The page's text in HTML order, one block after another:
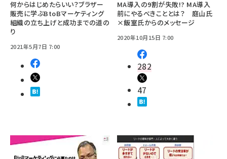
何からはじめたらいい？ブラザー
販売に学ぶBtoBマーケティング
組織の立ち上げと成功までの道の
り
2021年5月7日 7:00
MA導入の9割が失敗!? MA導入
前にやるべきこととは？ 庭山氏
×飯室氏からのメッセージ
2020年10月15日 7:00
282
47